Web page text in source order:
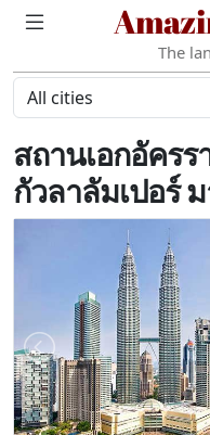
The
All cities
สถานเอกอัคร
กัวลาลัมเปอร์ ม